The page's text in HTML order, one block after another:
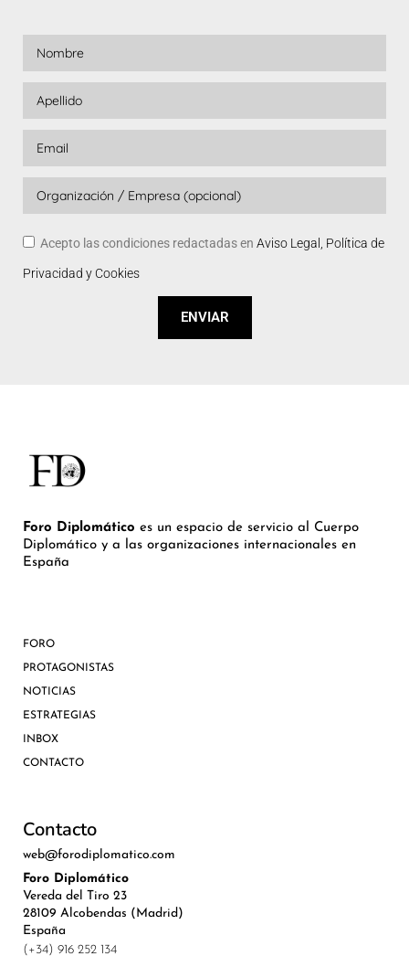
Acepto las condiciones redactadas en Aviso Legal, Política de
Privacidad y Cookies
ENVIAR
Foro Diplomático es un espacio de servicio al Cuerpo
Diplomático y a las organizaciones internacionales en
España
FORO
PROTAGONISTAS
NOTICIAS
ESTRATEGIAS
INBOX
CONTACTO
Contacto
web@forodiplomatico.com
Foro Diplomático
Vereda del Tiro 23
28109 Alcobendas (Madrid)
España
(+34) 916 252 134